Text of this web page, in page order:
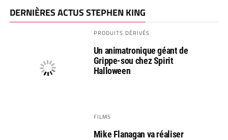
DERNIÈRES ACTUS STEPHEN KING
PRODUITS DÉRIVÉS
Un animatronique géant de
Grippe-sou chez Spirit
Halloween
FILMS
Mike Flanagan va réaliser